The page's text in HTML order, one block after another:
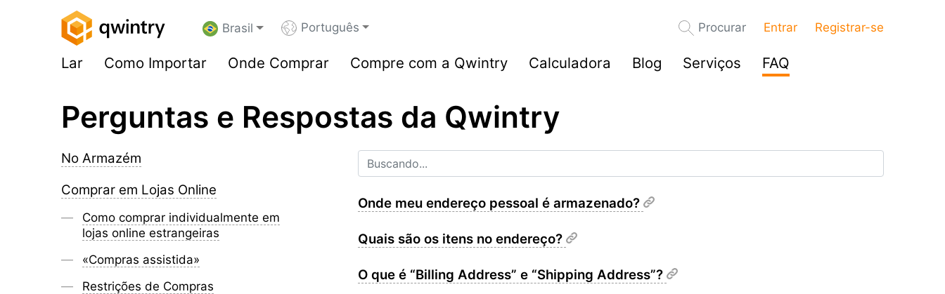
Brasil Português Procurar Entrar Registrar-se
Lar Como Importar Onde Comprar Compre com a Qwintry Calculadora Blog Serviços FAQ
Perguntas e Respostas da Qwintry
No Armazém
Comprar em Lojas Online
Como comprar individualmente em
lojas online estrangeiras
«Compras assistida»
Restrições de Compras
Onde meu endereço pessoal é armazenado?
Quais são os itens no endereço?
O que é “Billing Address” e “Shipping Address”?